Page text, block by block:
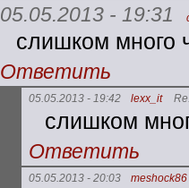
05.05.2013 - 19:31
слишком много
Ответить
05.05.2013 - 19:42 lexx_it
слишком
Ответить
05.05.2013 - 20:03 meshock86